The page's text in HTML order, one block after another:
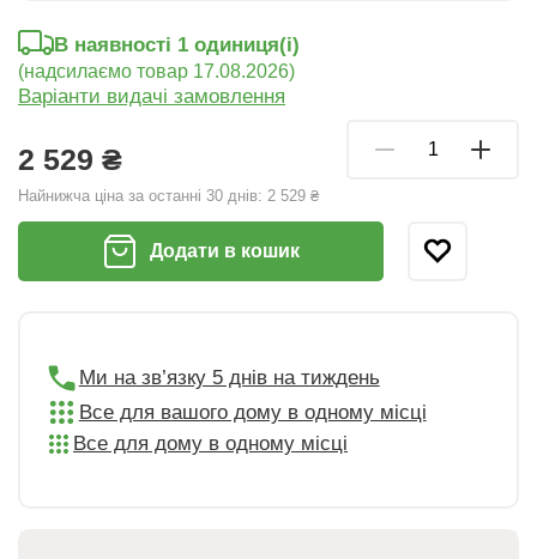
2 529 ₴
Найнижча ціна за останні 30 днів: 2 529 ₴
В наявності 1 oдиниця(і)
(надсилаємо товар 17.08.2026)
Варіанти видачі замовлення
Додати в кошик
Ми на зв’язку 5 днів на тиждень
Все для вашого дому в одному місці
Все для дому в одному місці